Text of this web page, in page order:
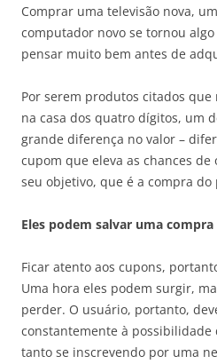
Comprar uma televisão nova,
computador novo se tornou
pensar muito bem antes de
Por serem produtos citados que
na casa dos quatro dígitos, um
grande diferença no valor –
cupom que eleva as chances
seu objetivo, que é a compra
Eles podem salvar uma compra
Ficar atento aos cupons,
Uma hora eles podem surgir,
perder. O usuário, portanto,
constantemente à possibilidade
tanto se inscrevendo por uma